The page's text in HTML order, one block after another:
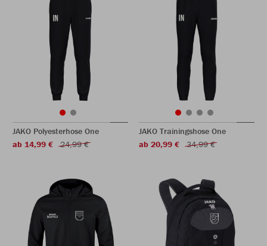
JAKO Polyesterhose One
ab 14,99 €
24,99 €
JAKO Trainingshose One
ab 20,99 €
34,99 €